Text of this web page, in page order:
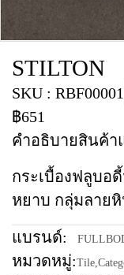
STILTON
SKU : RBF00001
฿651
คำอธิบายสินค้า
กระเบื้องฟลูบอ
หยาบ กลุ่มลายหิ
แบรนด์:
หมวดหมู่:Tile,